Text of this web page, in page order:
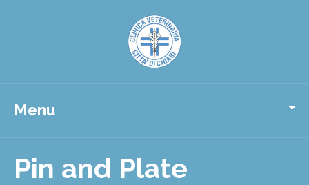
Menu
Pin and Plate